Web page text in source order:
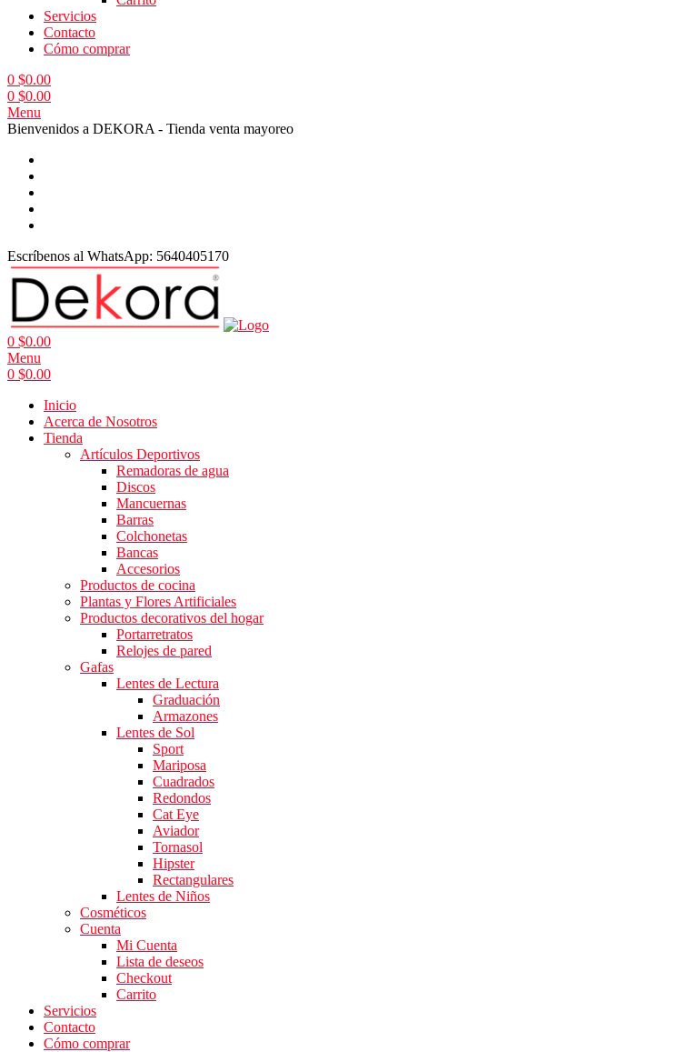
Servicios
Contacto
Cómo comprar
0 $0.00
0 $0.00
Menu
Bienvenidos a DEKORA - Tienda venta mayoreo
Escríbenos al WhatsApp: 5640405170
0 $0.00
Menu
0 $0.00
Inicio
Acerca de Nosotros
Tienda
Artículos Deportivos
Remadoras de agua
Discos
Mancuernas
Barras
Colchonetas
Bancas
Accesorios
Productos de cocina
Plantas y Flores Artificiales
Productos decorativos del hogar
Portarretratos
Relojes de pared
Gafas
Lentes de Lectura
Graduación
Armazones
Lentes de Sol
Sport
Mariposa
Cuadrados
Redondos
Cat Eye
Aviador
Tornasol
Hipster
Rectangulares
Lentes de Niños
Cosméticos
Cuenta
Mi Cuenta
Lista de deseos
Checkout
Carrito
Servicios
Contacto
Cómo comprar